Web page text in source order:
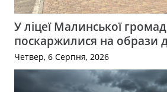
У ліцеї Малинської
поскаржилися на образи
Четвер, 6 Серпня, 2026